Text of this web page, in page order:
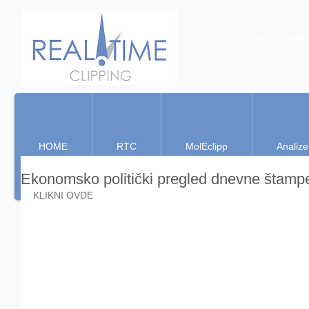
HOME RTC MolEclipp Analize
Ekonomsko politički pregled dnevne
KLIKNI OVDE